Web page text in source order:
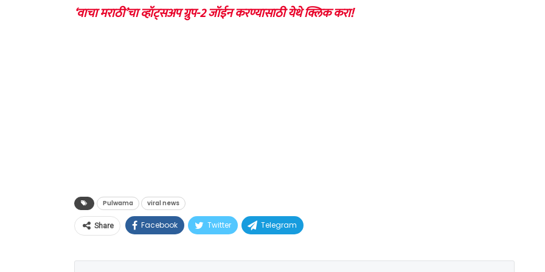
‘वाचा मराठी’चा व्हॉट्सअप ग्रुप-2 जॉईन करण्यासाठी येथे क्लिक करा!
Pulwama viral news
Share Facebook Twitter Telegram